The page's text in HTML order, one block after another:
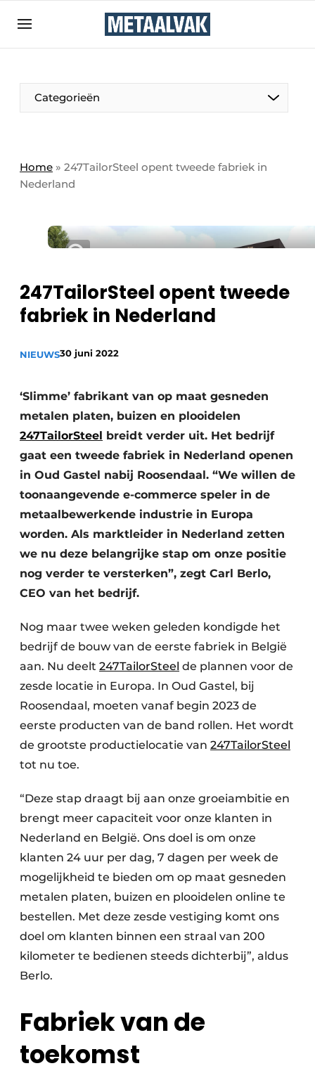
Bedrijven
Contact
Eigen content aanleveren
Evenement aanmelden
Meest gelezen
Podcasts
Privacy / Cookie statement
Vacatures
Categorieën
Home » 247TailorSteel opent tweede fabriek in
Nederland
247TailorSteel opent tweede
fabriek in Nederland
NIEUWS30 juni 2022
‘Slimme’ fabrikant van op maat gesneden
metalen platen, buizen en plooidelen
247TailorSteel breidt verder uit. Het bedrijf
gaat een tweede fabriek in Nederland openen
in Oud Gastel nabij Roosendaal. “We willen de
toonaangevende e-commerce speler in de
metaalbewerkende industrie in Europa
worden. Als marktleider in Nederland zetten
we nu deze belangrijke stap om onze positie
nog verder te versterken”, zegt Carl Berlo,
CEO van het bedrijf.
Nog maar twee weken geleden kondigde het
bedrijf de bouw van de eerste fabriek in België
aan. Nu deelt 247TailorSteel de plannen voor de
zesde locatie in Europa. In Oud Gastel, bij
Roosendaal, moeten vanaf begin 2023 de
eerste producten van de band rollen. Het wordt
de grootste productielocatie van 247TailorSteel
tot nu toe.
“Deze stap draagt bij aan onze groeiambitie en
brengt meer capaciteit voor onze klanten in
Nederland en België. Ons doel is om onze
klanten 24 uur per dag, 7 dagen per week de
mogelijkheid te bieden om op maat gesneden
metalen platen, buizen en plooidelen online te
bestellen. Met deze zesde vestiging komt ons
doel om klanten binnen een straal van 200
kilometer te bedienen steeds dichterbij”, aldus
Berlo.
Fabriek van de
toekomst